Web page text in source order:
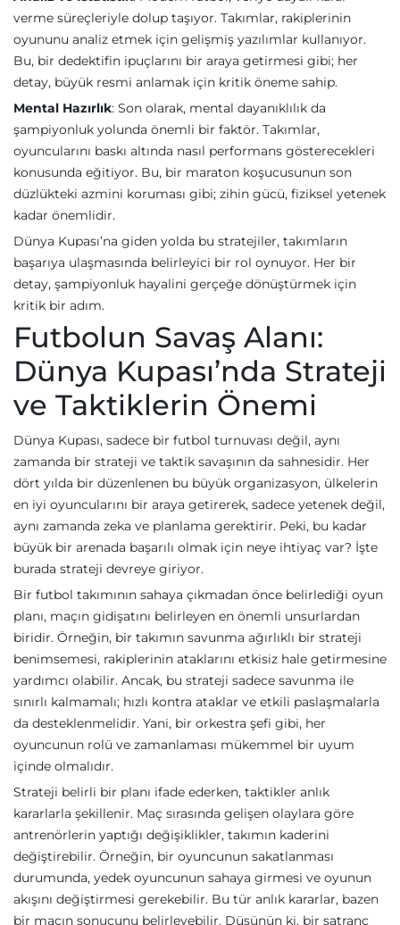
verme süreçleriyle dolup taşıyor. Takımlar, rakiplerinin
oyununu analiz etmek için gelişmiş yazılımlar kullanıyor.
Bu, bir dedektifin ipuçlarını bir araya getirmesi gibi; her
detay, büyük resmi anlamak için kritik öneme sahip.
Mental Hazırlık: Son olarak, mental dayanıklılık da
şampiyonluk yolunda önemli bir faktör. Takımlar,
oyuncularını baskı altında nasıl performans gösterecekleri
konusunda eğitiyor. Bu, bir maraton koşucusunun son
düzlükteki azmini koruması gibi; zihin gücü, fiziksel yetenek
kadar önemlidir.
Dünya Kupası’na giden yolda bu stratejiler, takımların
başarıya ulaşmasında belirleyici bir rol oynuyor. Her bir
detay, şampiyonluk hayalini gerçeğe dönüştürmek için
kritik bir adım.
Futbolun Savaş Alanı:
Dünya Kupası’nda Strateji
ve Taktiklerin Önemi
Dünya Kupası, sadece bir futbol turnuvası değil, aynı
zamanda bir strateji ve taktik savaşının da sahnesidir. Her
dört yılda bir düzenlenen bu büyük organizasyon, ülkelerin
en iyi oyuncularını bir araya getirerek, sadece yetenek değil,
aynı zamanda zeka ve planlama gerektirir. Peki, bu kadar
büyük bir arenada başarılı olmak için neye ihtiyaç var? İşte
burada strateji devreye giriyor.
Bir futbol takımının sahaya çıkmadan önce belirlediği oyun
planı, maçın gidişatını belirleyen en önemli unsurlardan
biridir. Örneğin, bir takımın savunma ağırlıklı bir strateji
benimsemesi, rakiplerinin ataklarını etkisiz hale getirmesine
yardımcı olabilir. Ancak, bu strateji sadece savunma ile
sınırlı kalmamalı; hızlı kontra ataklar ve etkili paslaşmalarla
da desteklenmelidir. Yani, bir orkestra şefi gibi, her
oyuncunun rolü ve zamanlaması mükemmel bir uyum
içinde olmalıdır.
Strateji belirli bir planı ifade ederken, taktikler anlık
kararlarla şekillenir. Maç sırasında gelişen olaylara göre
antrenörlerin yaptığı değişiklikler, takımın kaderini
değiştirebilir. Örneğin, bir oyuncunun sakatlanması
durumunda, yedek oyuncunun sahaya girmesi ve oyunun
akışını değiştirmesi gerekebilir. Bu tür anlık kararlar, bazen
bir maçın sonucunu belirleyebilir. Düşünün ki, bir satranç